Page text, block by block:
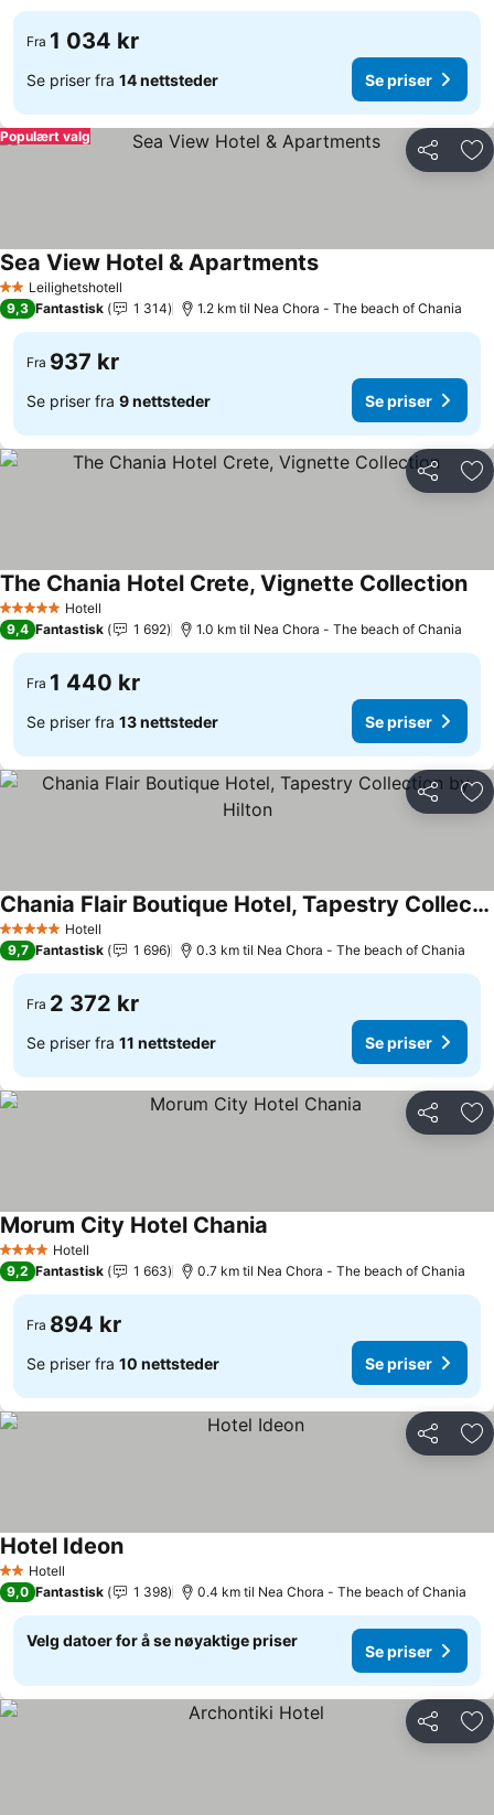
Fra 1 034 kr
Se priser fra 14 nettsteder Se priser
Del
Populært valg
2 StjernerLeilighetshotell
Sea View Hotel & ApartmentsSe priser
9,3 Fantastisk 1 314 1.2 km til Nea Chora - The beach of Chania
Fra 937 kr
Se priser fra 9 nettsteder Se priser
Del
5 Stjerner Hotell
The Chania Hotel Crete, Vignette CollectionSe
9,4 Fantastisk 1 692 1.0 km til Nea Chora - The beach of Chania
Fra 1 440 kr
Se priser fra 13 nettsteder Se priser
Del
5 Stjerner Hotell
Chania Flair Boutique Hotel, Tapestry Collection by Hilton
Se priser
9,7 Fantastisk 1 696 0.3 km til Nea Chora - The beach of Chania
Fra 2 372 kr
Se priser fra 11 nettsteder Se priser
Del
4 StjernerHotell
Morum City Hotel Chania
9,2 Fantastisk 1 663 0.7 km til Nea Chora - The beach of Chania
Fra 894 kr
Se priser fra 10 nettsteder Se priser
Del
2 Stjerner
Hotell
Hotel IdeonSe priser
9,0 Fantastisk 1 398 0.4 km til Nea Chora - The beach of Chania
Velg datoer for å se nøyaktige priser
Se priser
Del